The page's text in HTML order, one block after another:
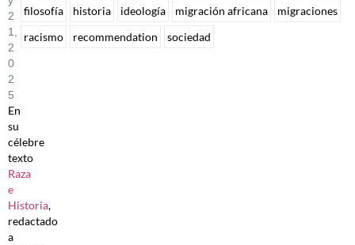
2
1,
2
0
2
5
En
su
célebre
texto
Raza
e
Historia,
redactado
a
filosofía
historia ideología migración africana
migraciones
racismo
recommendation sociedad